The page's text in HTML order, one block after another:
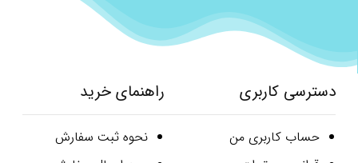
دسترسی کاربری
حساب کاربری من
راهنمای خرید
نحوه ثبت سفارش